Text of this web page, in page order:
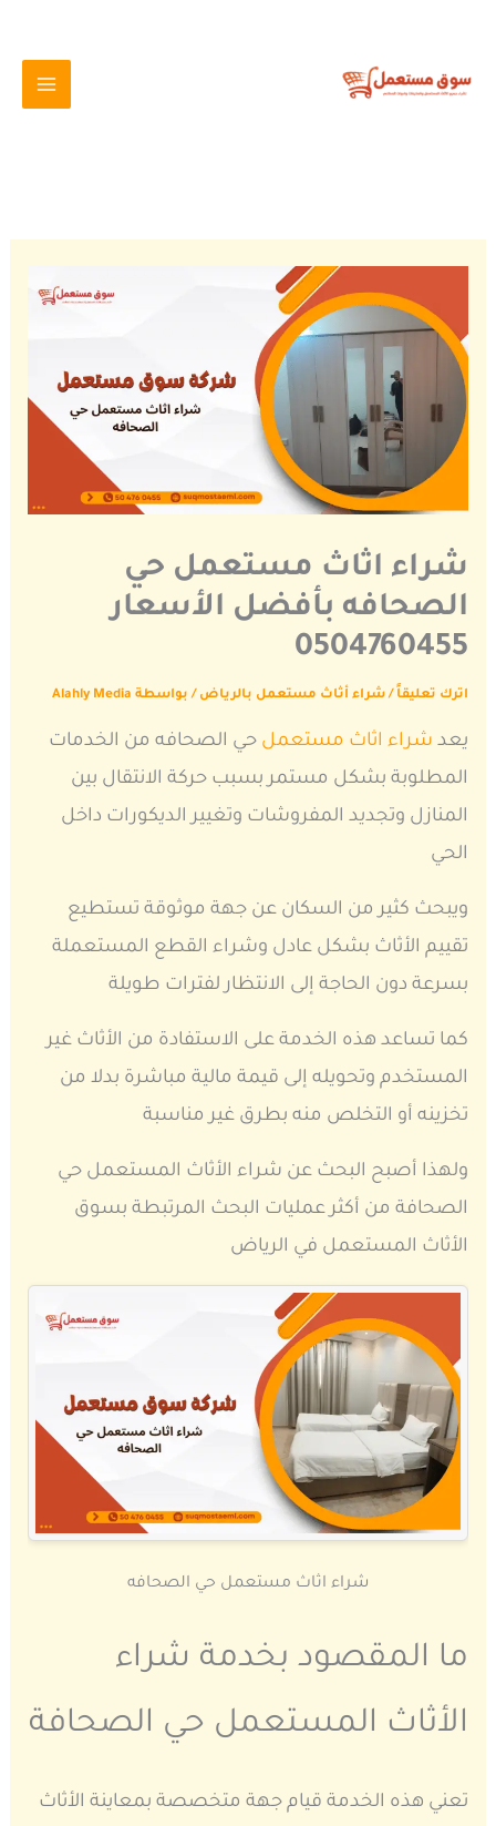
المحتوى
شراء اثاث مستعمل حي
الصحافه بأفضل الأسعار
0504760455
اترك تعليقاً /شراء أثاث مستعمل بالرياض / بواسطة Alahly Media
يعد شراء اثاث مستعمل حي الصحافه من الخدمات
المطلوبة بشكل مستمر بسبب حركة الانتقال بين
المنازل وتجديد المفروشات وتغيير الديكورات داخل
الحي
ويبحث كثير من السكان عن جهة موثوقة تستطيع
تقييم الأثاث بشكل عادل وشراء القطع المستعملة
بسرعة دون الحاجة إلى الانتظار لفترات طويلة
كما تساعد هذه الخدمة على الاستفادة من الأثاث غير
المستخدم وتحويله إلى قيمة مالية مباشرة بدلا من
تخزينه أو التخلص منه بطرق غير مناسبة
ولهذا أصبح البحث عن شراء الأثاث المستعمل حي
الصحافة من أكثر عمليات البحث المرتبطة بسوق
الأثاث المستعمل في الرياض
شراء اثاث مستعمل حي الصحافه
ما المقصود بخدمة شراء
الأثاث المستعمل حي الصحافة
تعني هذه الخدمة قيام جهة متخصصة بمعاينة الأثاث